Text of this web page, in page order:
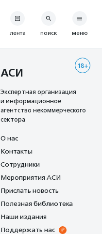
лента поиск меню
18+
АСИ
Экспертная организация
и информационное
агентство некоммерческого
сектора
О нас
Контакты
Сотрудники
Мероприятия АСИ
Прислать новость
Полезная библиотека
Наши издания
Поддержать нас